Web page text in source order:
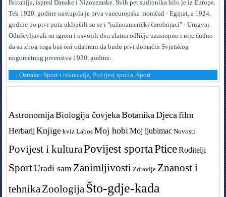
Britanija, ispred Danske i Nizozemske. Svih pet sudionika bilo je iz Europe.
Tek 1920. godine nastupila je prva vaneuropska momčad - Egipat, a 1924.
godine po prvi puta uključili su se i "južnoamerički čarobnjaci" - Urugvaj.
Oduševljavali su igrom i osvojili dva zlatna odličja uzastopno i nije čudno
da su zbog toga baš oni odabrani da budu prvi domaćin Svjetskog
nogometnog prvenstva 1930. godine.
|Oznake:Sport i rekreacija ,Povijest sporta ,Sport
Astronomija Biologija čovjeka Botanika Djeca film
Herbarij Knjige kviz Labos Moj hobi Moj ljubimac Novosti
Povijest i kulturaPovijest sportaPtice Roditelji
SportUradi sam Zanimljivosti Zdravlje Znanost i
tehnika Zoologija Što-gdje-kada